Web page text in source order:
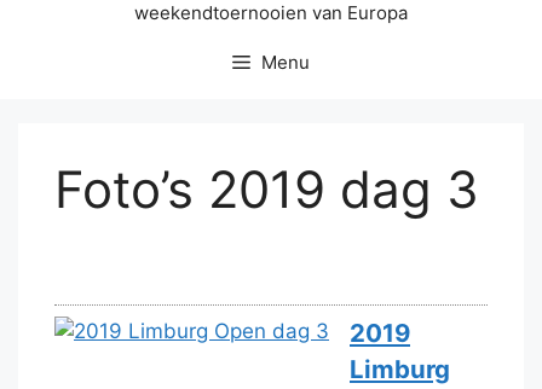
weekendtoernooien van Europa
Menu
Foto’s 2019 dag 3
2019
Limburg